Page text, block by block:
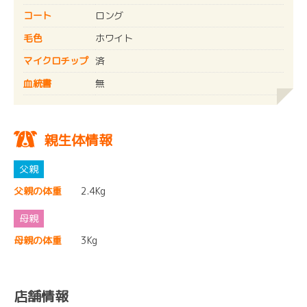
コート
ロング
毛色
ホワイト
マイクロチップ 済
血統書
無
親生体情報
父親の体重 2.4Kg
母親の体重 3Kg
店舗情報